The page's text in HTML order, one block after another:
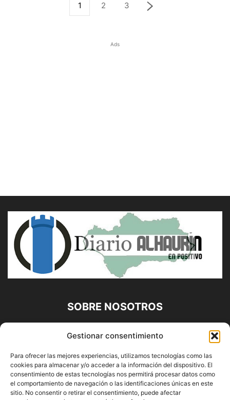
Gestionar consentimiento
Para ofrecer las mejores experiencias, utilizamos tecnologías como las
cookies para almacenar y/o acceder a la información del dispositivo. El
consentimiento de estas tecnologías nos permitirá procesar datos como
el comportamiento de navegación o las identificaciones únicas en este
sitio. No consentir o retirar el consentimiento, puede afectar
1 2 3
Ads
SOBRE NOSOTROS
Diario Alhaurín (www.alhaurindelatorre.com) Propiedad de
Francisco E. López López | 639 95 71 95 | Noticias de
Alhaurín de la Torre, Málaga y Provincia|
Contáctanos:info@alhaurindelatorre.com